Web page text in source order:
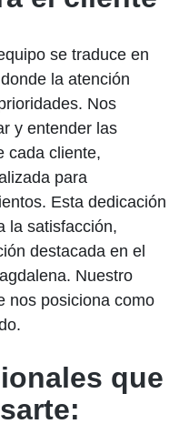
se traduce en
la atención
Nos
y entender las
cada cliente,
para
Esta dedicación
la satisfacción,
destacada en el
Nuestro
nos posiciona como
que